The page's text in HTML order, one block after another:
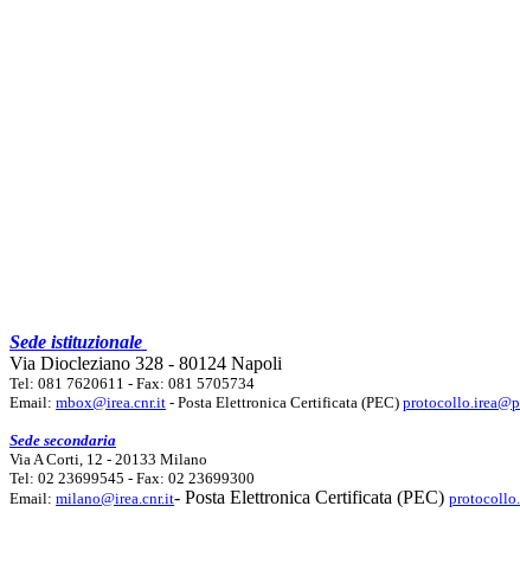
Sede istituzionale
Via Diocleziano 328 - 80124 Napoli
Tel: 081 7620611 - Fax: 081 5705734
Email: mbox@irea.cnr.it - Posta Elettronica Certificata (PEC)
Sede secondaria
Via A Corti, 12 - 20133 Milano
Tel: 02 23699545 - Fax: 02 23699300
Email: milano@irea.cnr.it- Posta Elettronica Certificata (PEC)